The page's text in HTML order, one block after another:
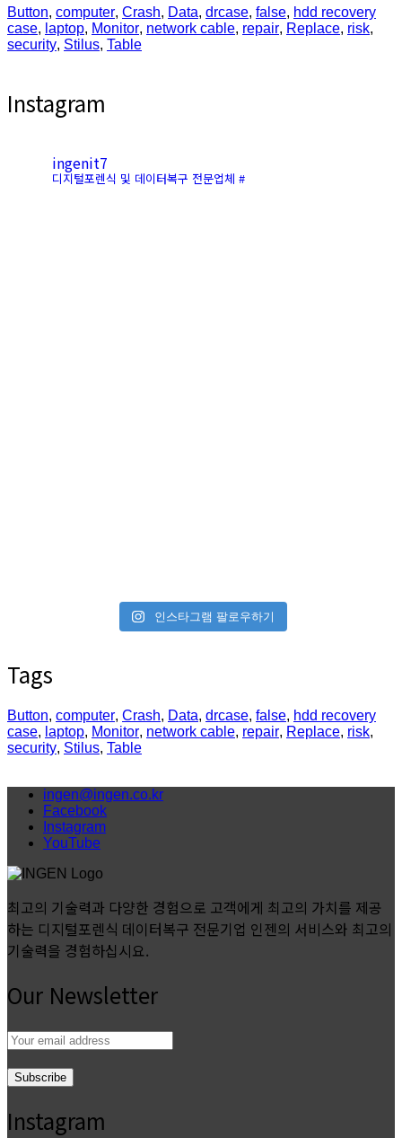
Button, computer, Crash, Data, drcase, false, hdd recovery
case, laptop, Monitor, network cable, repair, Replace, risk,
security, Stilus, Table
Instagram
ingenit7
디지털포렌식 및 데이터복구 전문업체 #
인스타그램 팔로우하기
Tags
Button, computer, Crash, Data, drcase, false, hdd recovery
case, laptop, Monitor, network cable, repair, Replace, risk,
security, Stilus, Table
ingen@ingen.co.kr
Facebook
Instagram
YouTube
최고의 기술력과 다양한 경험으로 고객에게 최고의 가치를 제공
하는 디지털포렌식 데이터복구 전문기업 인젠의 서비스와 최고의
기술력을 경험하십시요.
Our Newsletter
Email
address:
Instagram